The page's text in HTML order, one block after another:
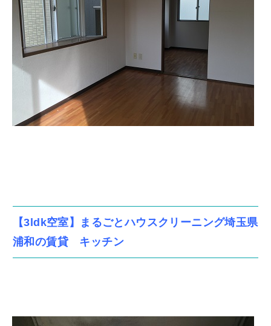
【3ldk空室】まるごとハウスクリーニング埼玉県
浦和の賃貸 キッチン